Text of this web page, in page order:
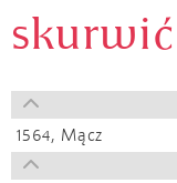
1564, Mącz